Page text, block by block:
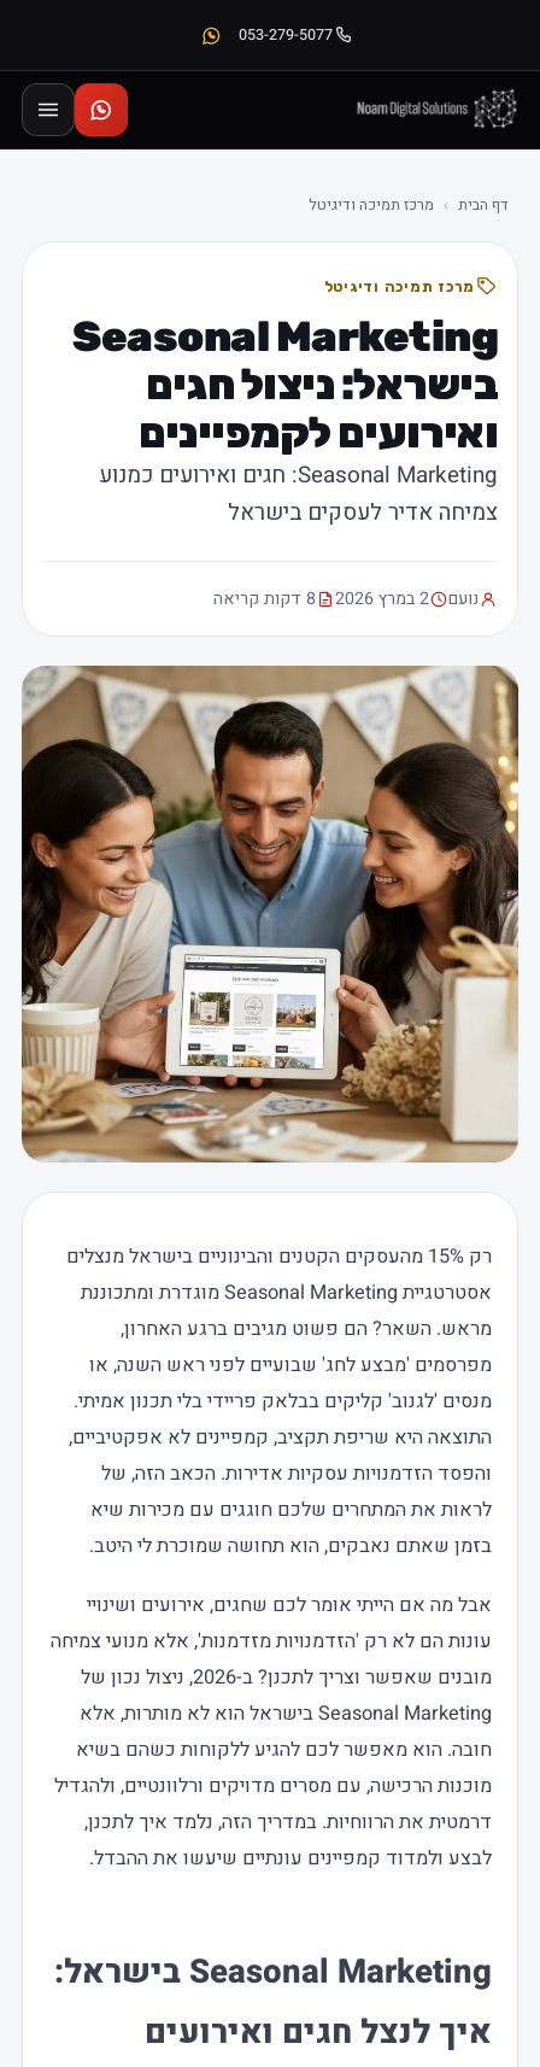
053-279-5077
דף הבית › מרכז תמיכה ודיגיטל
מרכז תמיכה ודיגיטל
Seasonal Marketing
בישראל: ניצול חגים
ואירועים לקמפיינים
Seasonal Marketing: חגים ואירועים כמנוע
צמיחה אדיר לעסקים בישראל
נועם 2 במרץ 2026 8 דקות קריאה
רק 15% מהעסקים הקטנים והבינוניים בישראל מנצלים
אסטרטגיית Seasonal Marketing מוגדרת ומתכוננת
מראש. השאר? הם פשוט מגיבים ברגע האחרון,
מפרסמים 'מבצע לחג' שבועיים לפני ראש השנה, או
מנסים 'לגנוב' קליקים בבלאק פריידי בלי תכנון אמיתי.
התוצאה היא שריפת תקציב, קמפיינים לא אפקטיביים,
והפסד הזדמנויות עסקיות אדירות. הכאב הזה, של
לראות את המתחרים שלכם חוגגים עם מכירות שיא
בזמן שאתם נאבקים, הוא תחושה שמוכרת לי היטב.
אבל מה אם הייתי אומר לכם שחגים, אירועים ושינויי
עונות הם לא רק 'הזדמנויות מזדמנות', אלא מנועי צמיחה
מובנים שאפשר וצריך לתכנן? ב-2026, ניצול נכון של
Seasonal Marketing בישראל הוא לא מותרות, אלא
חובה. הוא מאפשר לכם להגיע ללקוחות כשהם בשיא
מוכנות הרכישה, עם מסרים מדויקים ורלוונטיים, ולהגדיל
דרמטית את הרווחיות. במדריך הזה, נלמד איך לתכנן,
לבצע ולמדוד קמפיינים עונתיים שיעשו את ההבדל.
Seasonal Marketing בישראל:
איך לנצל חגים ואירועים